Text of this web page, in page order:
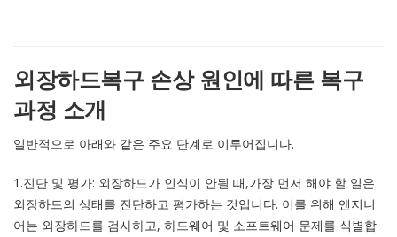
외장하드복구 손상 원인에 따른 복구
과정 소개
일반적으로 아래와 같은 주요 단계로 이루어집니다.
1.진단 및 평가: 외장하드가 인식이 안될 때,가장 먼저 해야 할 일은
외장하드의 상태를 진단하고 평가하는 것입니다. 이를 위해 엔지니
어는 외장하드를 검사하고, 하드웨어 및 소프트웨어 문제를 식별합